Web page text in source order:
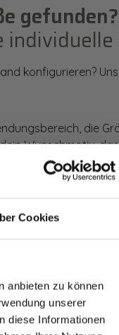
Cookies
anbieten zu können
unserer
diese Informationen
konfigurieren?
die
Wunschmotiv,
dir die Rückwände
Angebot,